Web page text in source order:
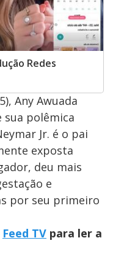
Redes
Any Awuada
polêmica
Jr. é o pai
exposta
deu mais
e
por seu primeiro
Feed TV para ler a